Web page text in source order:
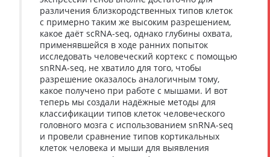
различения близкородственных типов клеток
с примерно таким же высоким разрешением,
какое даёт scRNA-seq, однако глубины охвата,
применявшейся в ходе ранних попыток
исследовать человеческий кортекс с помощью
snRNA-seq, не хватило для того, чтобы
разрешение оказалось аналогичным тому,
какое получено при работе с мышами. И вот
теперь мы создали надёжные методы для
классификации типов клеток человеческого
головного мозга с использованием snRNA-seq
и провели сравнение типов кортикальных
клеток человека и мыши для выявления